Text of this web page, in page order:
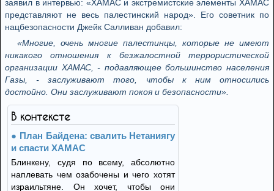
заявил в интервью: «ХАМАС и экстремистские элементы ХАМАС
представляют не весь палестинский народ». Его советник по
нацбезопасности Джейк Салливан добавил:
«Многие, очень многие палестинцы, которые не имеют
никакого отношения к безжалостной террористической
организации ХАМАС, - подавляющее большинство населения
Газы, - заслуживают того, чтобы к ним относились
достойно. Они заслуживают покоя и безопасности».
В контексте
План Байдена: свалить Нетаниягу
и спасти ХАМАС
Блинкену, судя по всему, абсолютно
наплевать чем озабочены и чего хотят
израильтяне. Он хочет, чтобы они